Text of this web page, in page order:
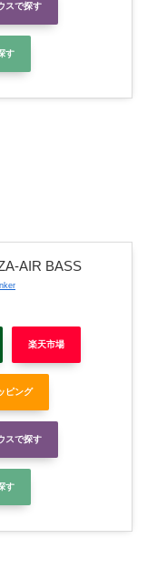
スで探す
す
AIR BASS
楽天市場
ピング
スで探す
す